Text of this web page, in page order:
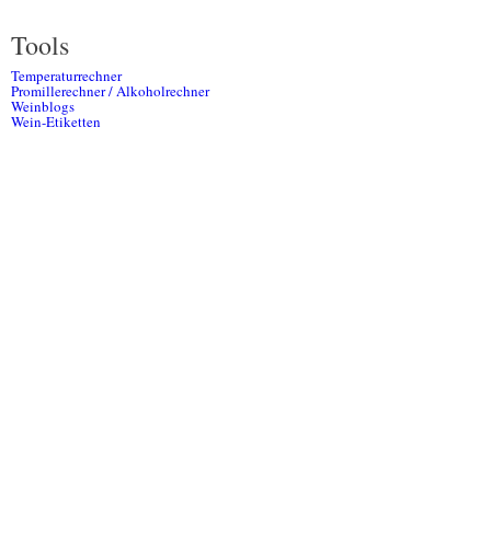
Tools
Temperaturrechner
Promillerechner / Alkoholrechner
Weinblogs
Wein-Etiketten